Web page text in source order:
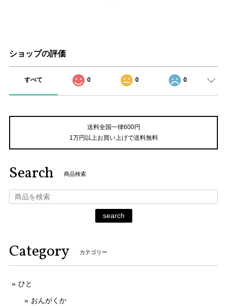
ショップの評価
すべて 0 0 0
送料全国一律600円
1万円以上お買い上げで送料無料
Search 商品検索
search
Category カテゴリー
ひと
おんがくか